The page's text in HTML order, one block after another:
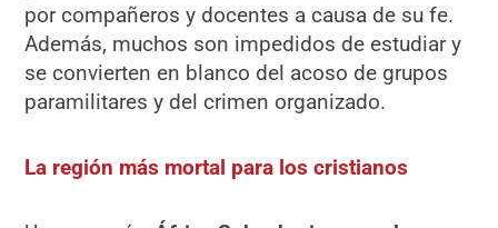
por compañeros y docentes a causa de su fe.
Además, muchos son impedidos de estudiar y
se convierten en blanco del acoso de grupos
paramilitares y del crimen organizado.
La región más mortal para los cristianos